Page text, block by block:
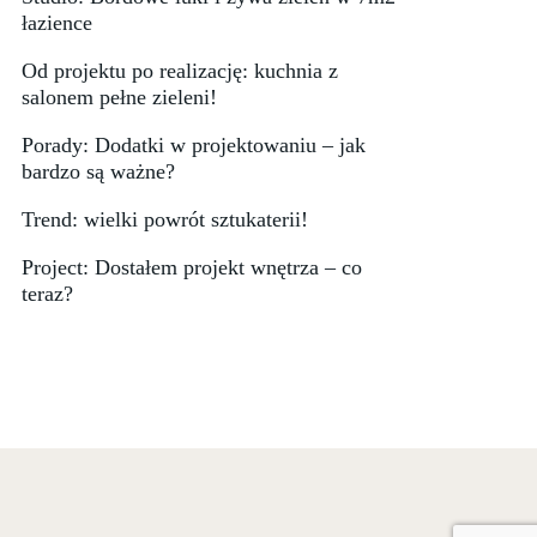
łazience
Od projektu po realizację: kuchnia z
salonem pełne zieleni!
Porady: Dodatki w projektowaniu – jak
bardzo są ważne?
Trend: wielki powrót sztukaterii!
Project: Dostałem projekt wnętrza – co
teraz?